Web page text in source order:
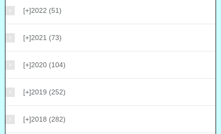
[+]2022 (51)
[+]2021 (73)
[+]2020 (104)
[+]2019 (252)
[+]2018 (282)